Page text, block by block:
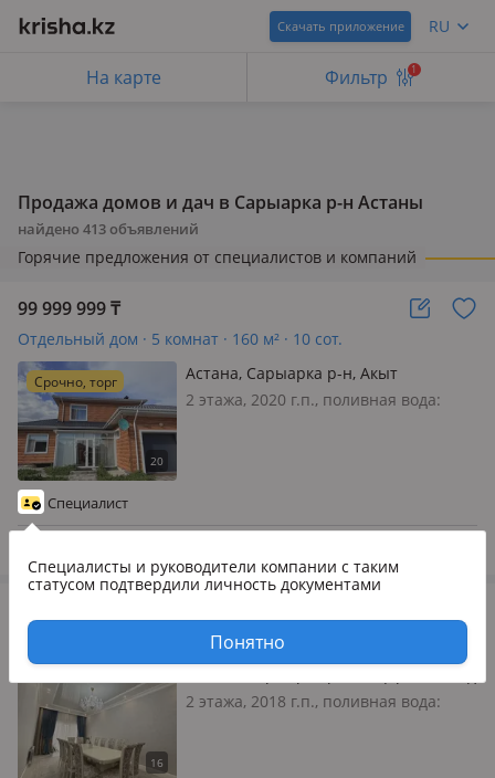
Скачать приложение RU
На карте Фильтр 1
Продажа домов и дач в Сарыарка р-н Астаны
найдено 413 объявлений
Горячие предложения от специалистов и компаний
99 999 999₸
Отдельный дом · 5 комнат · 160 м² · 10 сот.
Срочно, торг
Астана, Сарыарка р-н, Акыт
улимжиулы 13
2 этажа, 2020 г.п., поливная вода:
Специалисты и руководители компании с таким
статусом подтвердили личность документами
Понятно
Специалист
Отдельный дом · 4 комнаты · 315 м² · 7 сот.
2 этажа, 2018 г.п., поливная вода: